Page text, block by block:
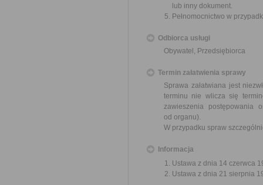
lub inny dokument.
Pełnomocnictwo w
Odbiorca usługi
Obywatel, Przedsiębiorca
Termin załatwienia sprawy
Sprawa załatwiana jest
terminu nie wlicza się
zawieszenia postępowania
od organu).
W przypadku spraw
Informacja
Ustawa z dnia 14 czerwca
Ustawa z dnia 21 sierpnia